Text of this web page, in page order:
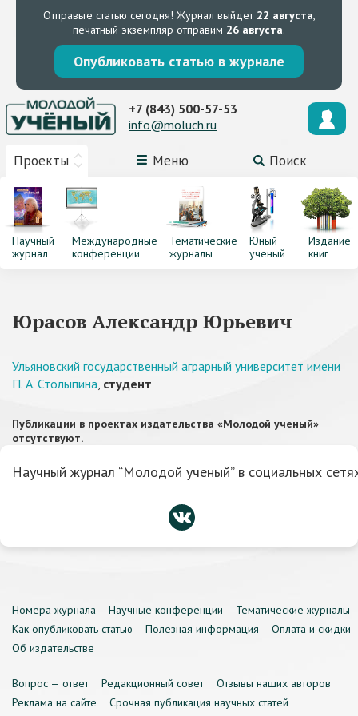
Отправьте статью сегодня! Журнал выйдет 22 августа,
печатный экземпляр отправим 26 августа.
Опубликовать статью в журнале
Проекты Меню Поиск
+7 (843) 500-57-53
info@moluch.ru
Научный
журнал
Международные
конференции
Тематические
журналы
Юный
ученый
Издание
книг
Юрасов Александр Юрьевич
Ульяновский государственный аграрный университет имени
П. А. Столыпина, студент
Публикации в проектах издательства «Молодой ученый»
отсутствуют.
Научный журнал “Молодой ученый” в социальных
Номера журнала Научные конференции
Тематические журналы
Как опубликовать статью
Полезная информация
Оплата и скидки
Об издательстве
Вопрос — ответ Редакционный совет
Отзывы наших авторов
Реклама на сайте
Срочная публикация научных статей